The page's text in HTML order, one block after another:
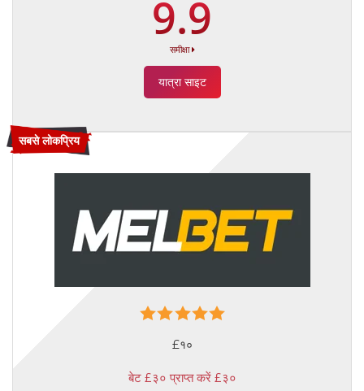
9.9
समीक्षा
यात्रा साइट
सबसे लोकप्रिय
£१०
बेट £३० प्राप्त करें £३०